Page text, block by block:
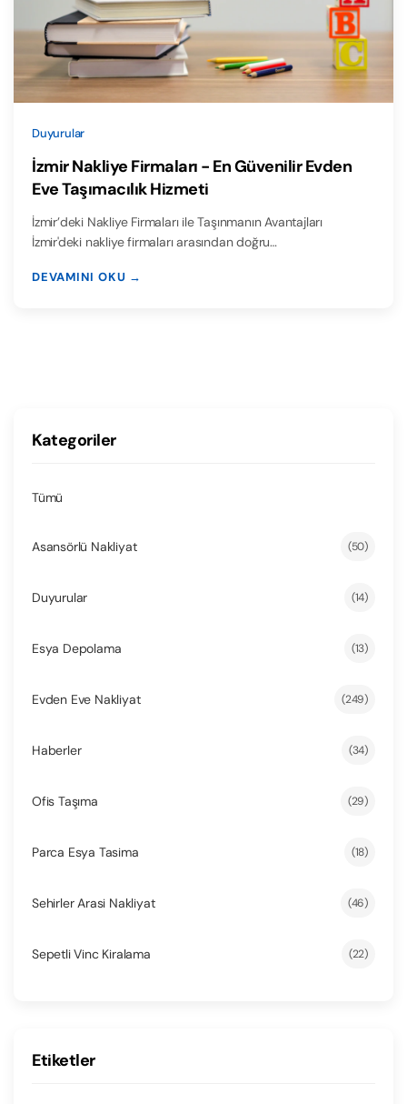
Duyurular
İzmir Nakliye Firmaları - En Güvenilir Evden
Eve Taşımacılık Hizmeti
İzmir’deki Nakliye Firmaları ile Taşınmanın Avantajları
İzmir'deki nakliye firmaları arasından doğru…
DEVAMINI OKU →
Kategoriler
Tümü
Asansörlü Nakliyat (50)
Duyurular (14)
Esya Depolama (13)
Evden Eve Nakliyat (249)
Haberler (34)
Ofis Taşıma (29)
Parca Esya Tasima (18)
Sehirler Arasi Nakliyat (46)
Sepetli Vinc Kiralama (22)
Etiketler